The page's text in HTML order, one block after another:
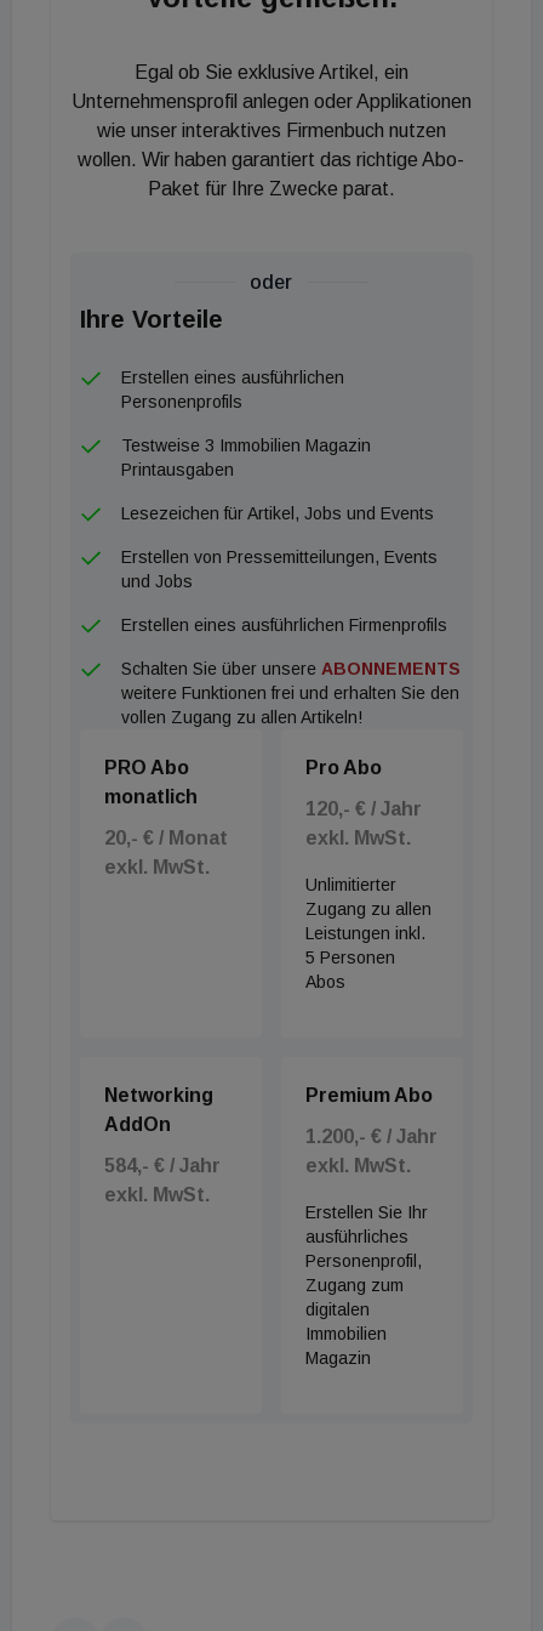
aber auch hervorragende Kompetenzen und
Rundum-Serviceleistungen beim An- und Verkauf
von Gewerbe- und Wohnimmobilien. Durch
getrennte Auftritte als Ephic Hotel Invest und Ephic
Real Estate gelingt es uns, unsere volle
Egal ob Sie exklusive Artikel, ein
Unternehmensprofil anlegen oder Applikationen
wie unser interaktives Firmenbuch nutzen
wollen. Wir haben garantiert das richtige Abo-
Paket für Ihre Zwecke parat.
oder
Ihre Vorteile
Erstellen eines ausführlichen
Personenprofils
Testweise 3 Immobilien Magazin
Printausgaben
Lesezeichen für Artikel, Jobs und Events
Erstellen von Pressemitteilungen, Events
und Jobs
Erstellen eines ausführlichen Firmenprofils
Schalten Sie über unsere ABONNEMENTS
weitere Funktionen frei und erhalten Sie den
vollen Zugang zu allen Artikeln!
PRO Abo
monatlich
20,- € / Monat
exkl. MwSt.
Pro Abo
120,- € / Jahr
exkl. MwSt.
Unlimitierter
Zugang zu allen
Leistungen inkl.
5 Personen
Abos
Networking
AddOn
584,- € / Jahr
exkl. MwSt.
Premium Abo
1.200,- € / Jahr
exkl. MwSt.
Erstellen Sie Ihr
ausführliches
Personenprofil,
Zugang zum
digitalen
Immobilien
Magazin